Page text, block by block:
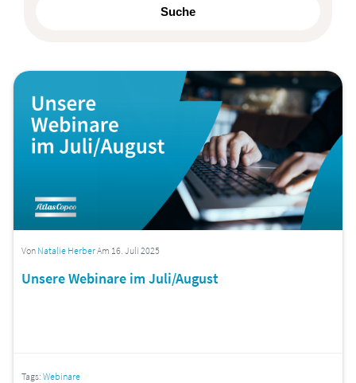
Suche
Von Natalie HerberAm 16. Juli 2025
Unsere Webinare im Juli/August
Tags: Webinare